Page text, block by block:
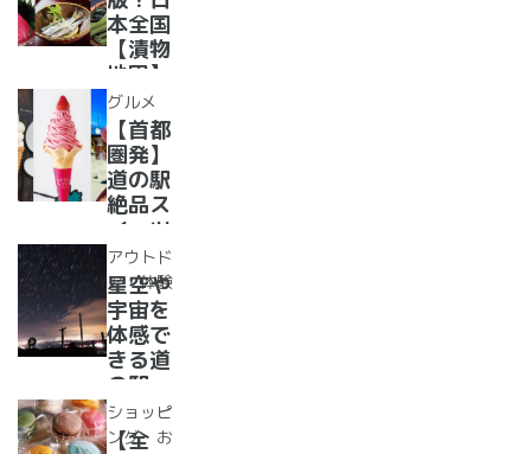
メ・お
土産を
まとめ
てご紹
介！＋
愛犬の
駅
本全国
【漬物
地図】
付き！
道の駅
で「ご
当地お
漬物」
めぐり
グルメ
【首都
圏発】
道の駅
絶品ス
イーツ
37
選！人
気のソ
フトク
リー
ム・ジ
ェラー
ト大集
アウトド
ア・体験
星空や
宇宙を
体感で
きる道
の駅
道の駅
で夜空
ショッピ
ング・お
【全